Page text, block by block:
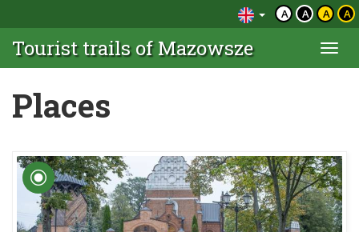
A A A A
Tourist trails of Mazowsze
Places